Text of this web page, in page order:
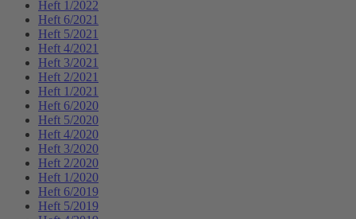
Heft 1/2022
Heft 6/2021
Heft 5/2021
Heft 4/2021
Heft 3/2021
Heft 2/2021
Heft 1/2021
Heft 6/2020
Heft 5/2020
Heft 4/2020
Heft 3/2020
Heft 2/2020
Heft 1/2020
Heft 6/2019
Heft 5/2019